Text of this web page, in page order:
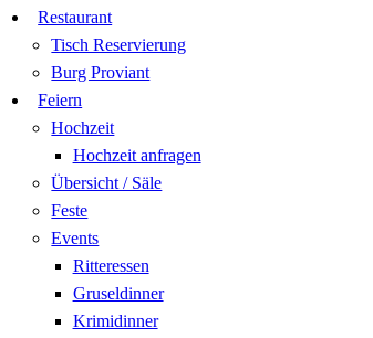
Restaurant
Tisch Reservierung
Burg Proviant
Feiern
Hochzeit
Hochzeit anfragen
Übersicht / Säle
Feste
Events
Ritteressen
Gruseldinner
Krimidinner